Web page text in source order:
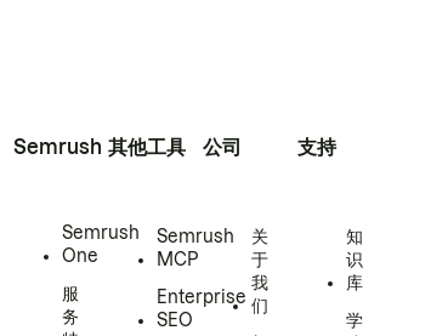
Semrush
Semrush
One
服
务
其他工具
Semrush
MCP
Enterprise
SEO
公司
关
于
我
们
支持
知
识
库
学